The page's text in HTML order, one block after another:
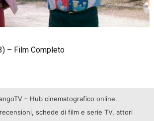
– Film Completo
– Hub cinematografico online.
schede di film e serie TV, attori